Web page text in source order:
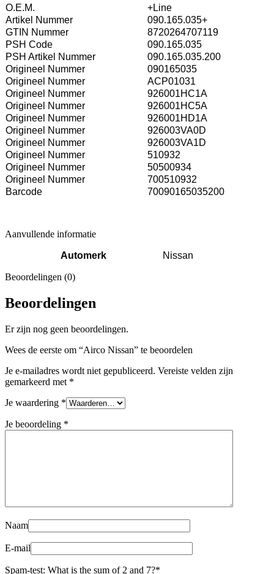
O.E.M.
+Line
Artikel Nummer
090.165.035+
GTIN Nummer
8720264707119
PSH Code
090.165.035
PSH Artikel Nummer
090.165.035.200
Origineel Nummer
090165035
Origineel Nummer
ACP01031
Origineel Nummer
926001HC1A
Origineel Nummer
926001HC5A
Origineel Nummer
926001HD1A
Origineel Nummer
926003VA0D
Origineel Nummer
926003VA1D
Origineel Nummer
510932
Origineel Nummer
50500934
Origineel Nummer
700510932
Barcode
70090165035200
Aanvullende informatie
Automerk Nissan
Beoordelingen (0)
Beoordelingen
Er zijn nog geen beoordelingen.
Wees de eerste om “Airco Nissan” te beoordelen
Je e-mailadres wordt niet gepubliceerd. Vereiste velden zijn
gemarkeerd met *
Je waardering *
Je beoordeling *
Naam
E-mail
Spam-test: What is the sum of 2 and 7?*